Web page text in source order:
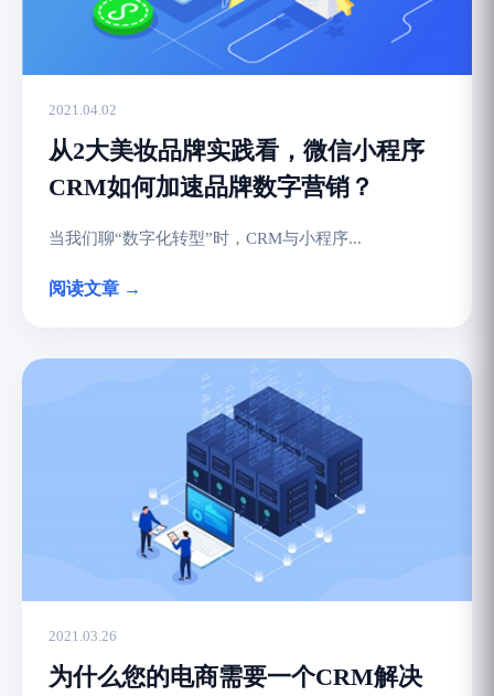
2021.04.02
从2大美妆品牌实践看，微信小程序
CRM如何加速品牌数字营销？
当我们聊“数字化转型”时，CRM与小程序...
阅读文章 →
2021.03.26
为什么您的电商需要一个CRM解决